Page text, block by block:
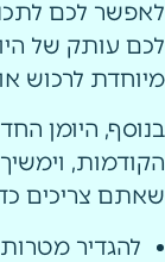
לאפשר לכם
לכם עותק של
מיוחדת לרכוש
בנוסף, היומן
הקודמות,
שאתם צריכים
להגדיר